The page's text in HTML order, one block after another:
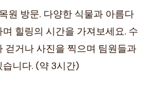
원 방문. 다양한 식물과 아름다
힐링의 시간을 가져보세요. 수
걷거나 사진을 찍으며 팀원들과
니다. (약 3시간)